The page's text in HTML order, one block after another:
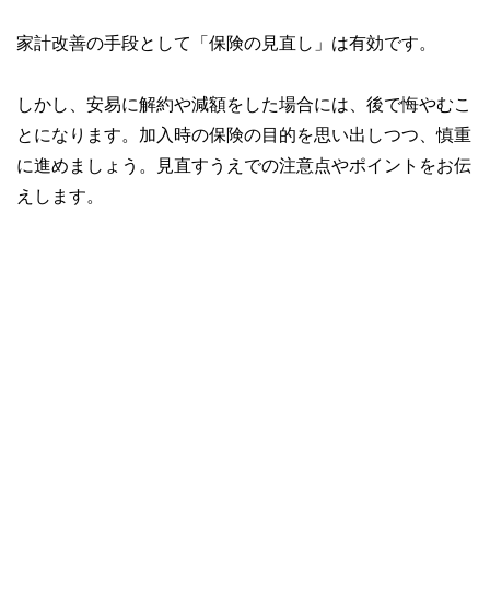
家計改善の手段として「保険の見直し」は有効です。
しかし、安易に解約や減額をした場合には、後で悔やむこ
とになります。加入時の保険の目的を思い出しつつ、慎重
に進めましょう。見直すうえでの注意点やポイントをお伝
えします。